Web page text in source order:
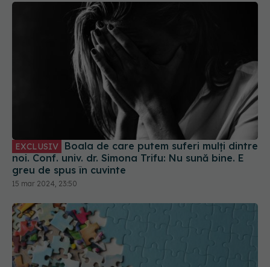
EXCLUSIV
noi. Conf. univ. dr. Simona Trifu: Nu sună bine. E
greu de spus în cuvinte
15 mar 2024, 23:50